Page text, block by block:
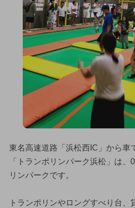
東名高速道路「浜松西IC」から車
「トランポリンパーク浜松」は
リンパークです。
トランポリンやロングすべり台、